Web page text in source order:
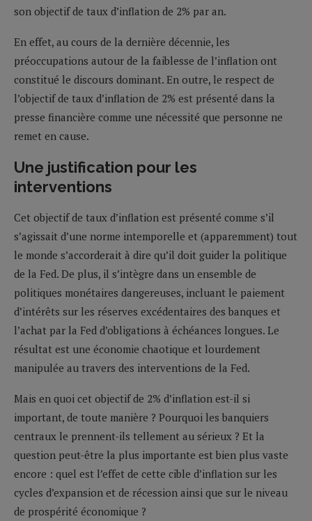
son objectif de taux d’inflation de 2% par an.
En effet, au cours de la dernière décennie, les
préoccupations autour de la faiblesse de l’inflation ont
constitué le discours dominant. En outre, le respect de
l’objectif de taux d’inflation de 2% est présenté dans la
presse financière comme une nécessité que personne ne
remet en cause.
Une justification pour les
interventions
Cet objectif de taux d’inflation est présenté comme s’il
s’agissait d’une norme intemporelle et (apparemment) tout
le monde s’accorderait à dire qu’il doit guider la politique
de la Fed. De plus, il s’intègre dans un ensemble de
politiques monétaires dangereuses, incluant le paiement
d’intérêts sur les réserves excédentaires des banques et
l’achat par la Fed d’obligations à échéances longues. Le
résultat est une économie chaotique et lourdement
manipulée au travers des interventions de la Fed.
Mais en quoi cet objectif de 2% d’inflation est-il si
important, de toute manière ? Pourquoi les banquiers
centraux le prennent-ils tellement au sérieux ? Et la
question peut-être la plus importante est bien plus vaste
encore : quel est l’effet de cette cible d’inflation sur les
cycles d’expansion et de récession ainsi que sur le niveau
de prospérité économique ?